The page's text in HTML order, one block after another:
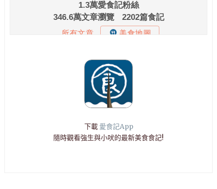
下載 愛食記App
隨時觀看強生與小吠的最新美食食記!